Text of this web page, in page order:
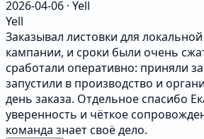
2026-04-06 · Yell
Yell
Заказывал листовки для
кампании, и сроки были очень
сработали оперативно: приняли
запустили в производство и
день заказа. Отдельное спасибо
уверенность и чёткое
команда знает своё дело.